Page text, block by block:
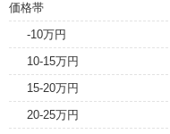
価格帯
-10万円
10-15万円
15-20万円
20-25万円